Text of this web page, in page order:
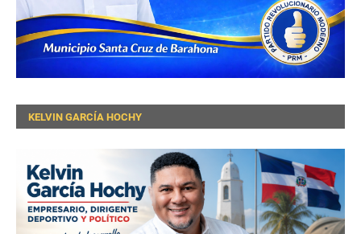
KELVIN GARCÍA HOCHY